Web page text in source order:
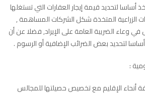
لتحديد قيمة إيجار العقارات التي تستغلها
الزراعية المتخذة شكل الشركات المساهمة ,
وعاء الضريبة العامة على الإيراد, فضلا عن أن
لتحديد بعض الضرائب الإضافية أو الرسوم .
:
أنحاء الإقليم مع تخصيص حصيلتها للمجالس